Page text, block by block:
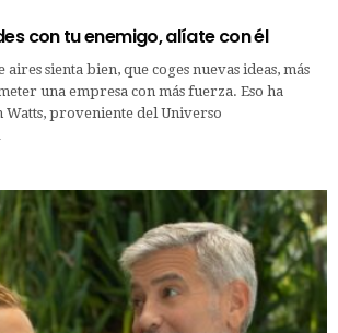
con tu enemigo, alíate con él
sienta bien, que coges nuevas ideas, más
una empresa con más fuerza. Eso ha
Watts, proveniente del Universo